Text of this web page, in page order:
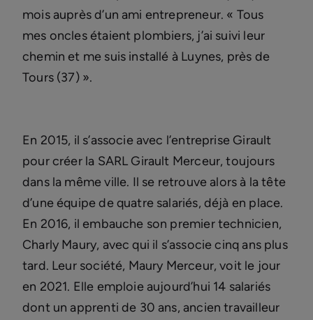
mois auprès d’un ami entrepreneur. « Tous
mes oncles étaient plombiers, j’ai suivi leur
chemin et me suis installé à Luynes, près de
Tours (37) ».
En 2015, il s’associe avec l’entreprise Girault
pour créer la SARL Girault Merceur, toujours
dans la même ville. Il se retrouve alors à la tête
d’une équipe de quatre salariés, déjà en place.
En 2016, il embauche son premier technicien,
Charly Maury, avec qui il s’associe cinq ans plus
tard. Leur société, Maury Merceur, voit le jour
en 2021. Elle emploie aujourd’hui 14 salariés
dont un apprenti de 30 ans, ancien travailleur